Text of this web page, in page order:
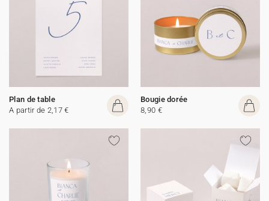
Plan de table
A partir de 2,17 €
Bougie dorée
8,90 €